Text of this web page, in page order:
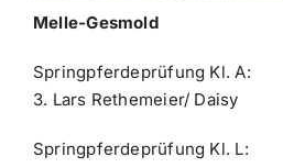
Melle-Gesmold
Springpferdeprüfung Kl. A:
3. Lars Rethemeier/ Daisy
Springpferdeprüfung Kl. L: